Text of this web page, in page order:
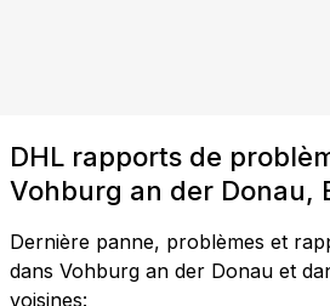
DHL rapports de
Vohburg an der Donau,
Dernière panne, problèmes et
dans Vohburg an der Donau et
voisines: